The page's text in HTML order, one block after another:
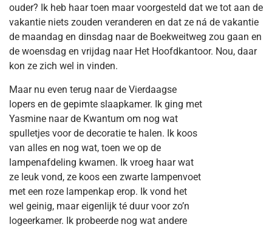
ouder? Ik heb haar toen maar voorgesteld dat we tot aan de
vakantie niets zouden veranderen en dat ze ná de vakantie
de maandag en dinsdag naar de Boekweitweg zou gaan en
de woensdag en vrijdag naar Het Hoofdkantoor. Nou, daar
kon ze zich wel in vinden.
Maar nu even terug naar de Vierdaagse
lopers en de gepimte slaapkamer. Ik ging met
Yasmine naar de Kwantum om nog wat
spulletjes voor de decoratie te halen. Ik koos
van alles en nog wat, toen we op de
lampenafdeling kwamen. Ik vroeg haar wat
ze leuk vond, ze koos een zwarte lampenvoet
met een roze lampenkap erop. Ik vond het
wel geinig, maar eigenlijk té duur voor zo’n
logeerkamer. Ik probeerde nog wat andere